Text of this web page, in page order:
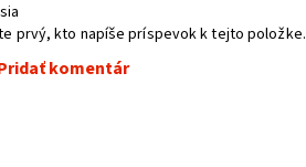
prvý, kto napíše príspevok k tejto položke.
komentár